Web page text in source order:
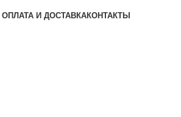
ОПЛАТА И ДОСТАВКАКОНТАКТЫ